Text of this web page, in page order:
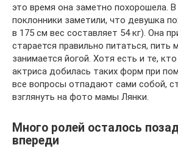
это время она заметно похорошела.
поклонники заметили, что девушка
в 175 см вес составляет 54 кг). Она
старается правильно питаться, пить
занимается йогой. Хотя есть и те,
актриса добилась таких форм при
все вопросы отпадают сами собой,
взглянуть на фото мамы Лянки.
Много ролей осталось
впереди